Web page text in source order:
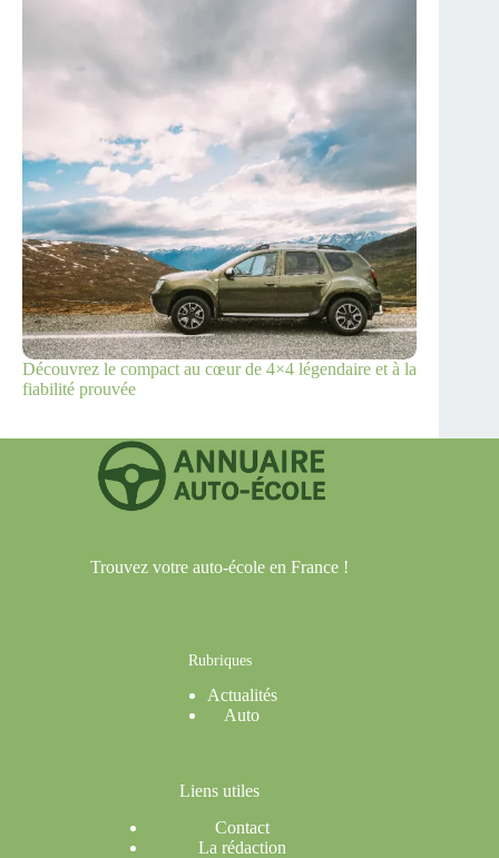
Découvrez le compact au cœur de 4×4 légendaire et à la
fiabilité prouvée
Trouvez votre auto-école en France !
Rubriques
Actualités
Auto
Liens utiles
Contact
La rédaction